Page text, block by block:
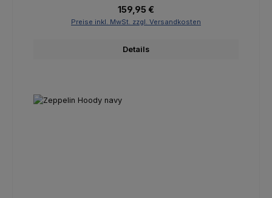
Regulärer Preis:
159,95 €
Preise inkl. MwSt. zzgl. Versandkosten
Details